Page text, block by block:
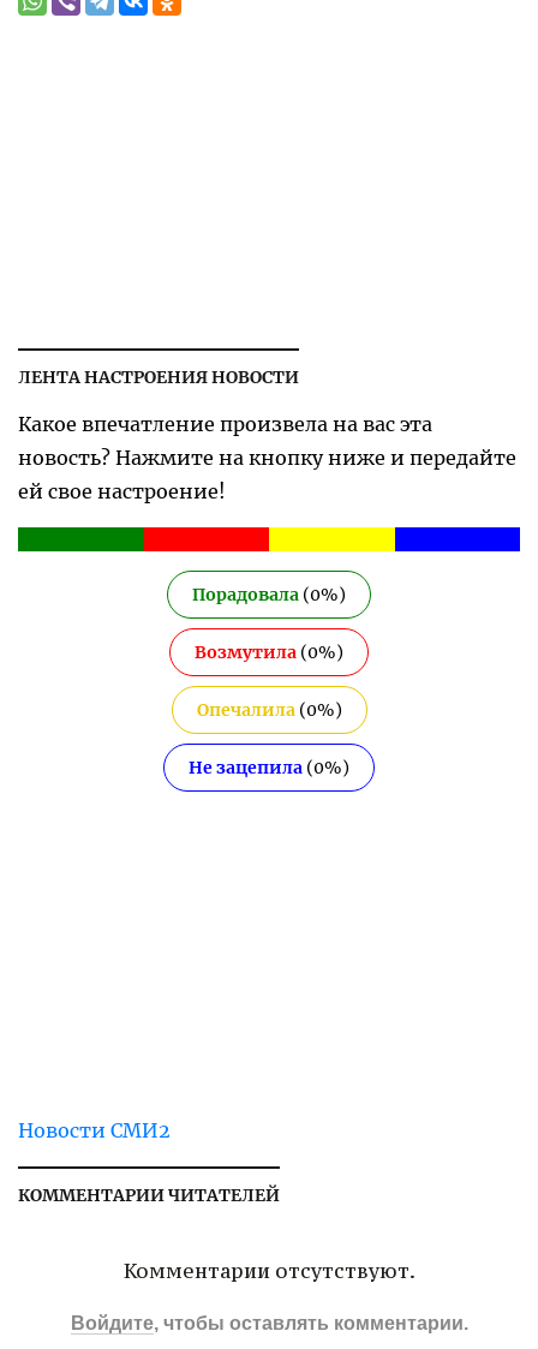
ЛЕНТА НАСТРОЕНИЯ НОВОСТИ
Какое впечатление произвела на вас эта
новость? Нажмите на кнопку ниже и передайте
ей свое настроение!
Порадовала (0%)
Возмутила (0%)
Опечалила(0%)
Не зацепила (0%)
Новости СМИ2
КОММЕНТАРИИ ЧИТАТЕЛЕЙ
Комментарии отсутствуют.
Войдите, чтобы оставлять комментарии.